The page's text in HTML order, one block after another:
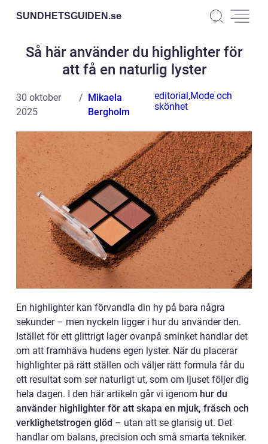
SUNDHETSGUIDEN.se
Så här använder du highlighter för
att få en naturlig lyster
30 oktober
2025
Mikaela
Bergholm
editorial,Mode och
skönhet
En highlighter kan förvandla din hy på bara några
sekunder – men nyckeln ligger i hur du använder den.
Istället för ett glittrigt lager ovanpå sminket handlar det
om att framhäva hudens egen lyster. När du placerar
highlighter på rätt ställen och väljer rätt formula får du
ett resultat som ser naturligt ut, som om ljuset följer dig
hela dagen. I den här artikeln går vi igenom hur du
använder highlighter för att skapa en mjuk, fräsch och
verklighetstrogen glöd – utan att se glansig ut. Det
handlar om balans, precision och små smarta tekniker.